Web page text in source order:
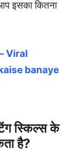
इसका कितना
Viral
banaye
स्किल्स के
है?